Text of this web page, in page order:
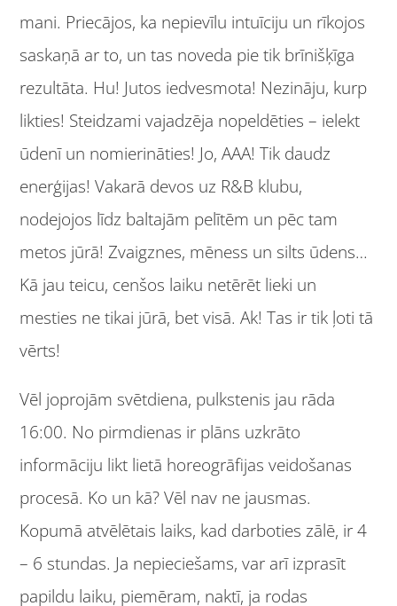
mani. Priecājos, ka nepievīlu intuīciju un rīkojos
saskaņā ar to, un tas noveda pie tik brīnišķīga
rezultāta. Hu! Jutos iedvesmota! Nezināju, kurp
likties! Steidzami vajadzēja nopeldēties – ielekt
ūdenī un nomierināties! Jo, AAA! Tik daudz
enerģijas! Vakarā devos uz R&B klubu,
nodejojos līdz baltajām pelītēm un pēc tam
metos jūrā! Zvaigznes, mēness un silts ūdens…
Kā jau teicu, cenšos laiku netērēt lieki un
mesties ne tikai jūrā, bet visā. Ak! Tas ir tik ļoti tā
vērts!
Vēl joprojām svētdiena, pulkstenis jau rāda
16:00. No pirmdienas ir plāns uzkrāto
informāciju likt lietā horeogrāfijas veidošanas
procesā. Ko un kā? Vēl nav ne jausmas.
Kopumā atvēlētais laiks, kad darboties zālē, ir 4
– 6 stundas. Ja nepieciešams, var arī izprasīt
papildu laiku, piemēram, naktī, ja rodas